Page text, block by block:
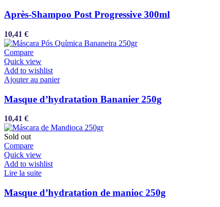
Après-Shampoo Post Progressive 300ml
10,41 €
Compare
Quick view
Add to wishlist
Ajouter au panier
Masque d’hydratation Bananier 250g
10,41 €
Sold out
Compare
Quick view
Add to wishlist
Lire la suite
Masque d’hydratation de manioc 250g